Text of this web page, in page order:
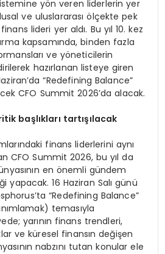
yön veren liderlerin yer
ve uluslararası ölçekte pek
lideri yer aldı. Bu yıl 10. kez
kapsamında, binden fazla
ve yöneticilerin
hazırlanan listeye giren
“Redefining Balance”
CFO Summit 2026’da alacak.
başlıkları tartışılacak
finans liderlerini aynı
CFO Summit 2026, bu yıl da
en önemli gündem
yapacak. 16 Haziran Salı günü
“Redefining Balance”
temasıyla
yarının finans trendleri,
ve küresel finansın değişen
nabzını tutan konular ele